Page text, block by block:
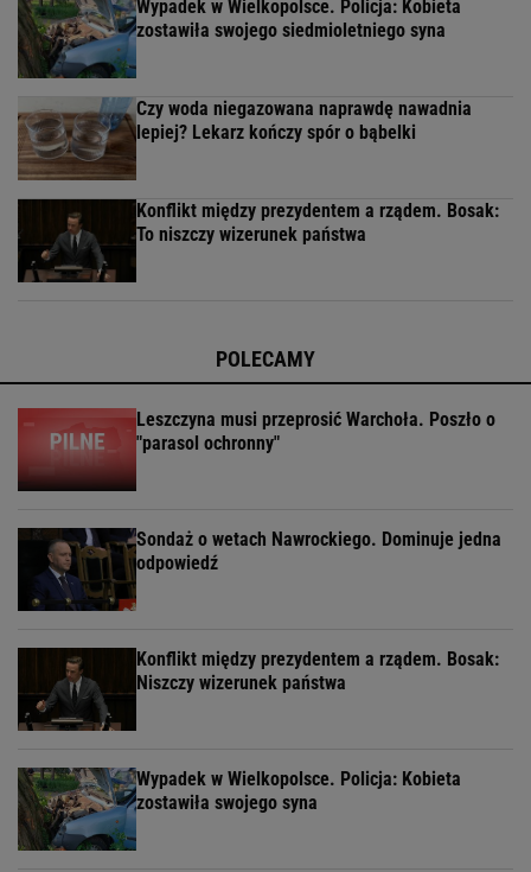
Wypadek w Wielkopolsce. Policja: Kobieta
zostawiła swojego siedmioletniego syna
Czy woda niegazowana naprawdę nawadnia
lepiej? Lekarz kończy spór o bąbelki
Konflikt między prezydentem a rządem. Bosak:
To niszczy wizerunek państwa
POLECAMY
Leszczyna musi przeprosić Warchoła. Poszło o
"parasol ochronny"
Sondaż o wetach Nawrockiego. Dominuje jedna
odpowiedź
Konflikt między prezydentem a rządem. Bosak:
Niszczy wizerunek państwa
Wypadek w Wielkopolsce. Policja: Kobieta
zostawiła swojego syna